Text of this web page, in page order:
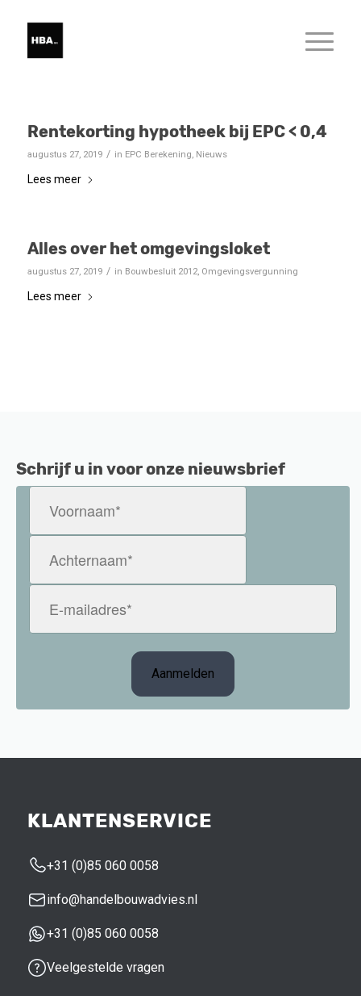
Rentekorting hypotheek bij EPC < 0,4
augustus 27, 2019 / in EPC Berekening, Nieuws
Lees meer
Alles over het omgevingsloket
augustus 27, 2019 / in Bouwbesluit 2012, Omgevingsvergunning
Lees meer
Schrijf u in voor onze nieuwsbrief
(Vereist)
(Vereist)
mailadres
(Vereist)
KLANTENSERVICE
+31 (0)85 060 0058
info@handelbouwadvies.nl
+31 (0)85 060 0058
Veelgestelde vragen